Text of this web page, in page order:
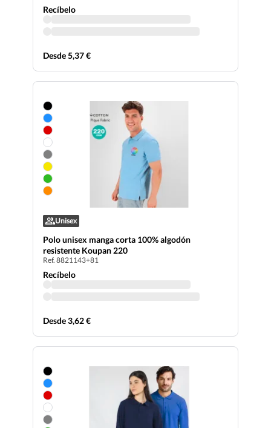
Recíbelo
Desde 5,37 €
Unisex
Polo unisex manga corta 100% algodón
resistente Koupan 220
Ref. 8821143+81
Recíbelo
Desde 3,62 €